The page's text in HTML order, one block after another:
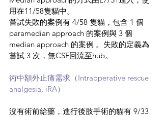
用在11/58隻貓中。
嘗試失敗的案例有 4/58 隻貓，包含 1 個
paramedian approach 的案例與 3 個
median approach 的案例 。失敗的定義為
嘗試 3 次，無CSF回流至hub。
術中額外止痛需求（Intraoperative rescue
analgesia, iRA）
沒有術前給藥，進行後肢手術的貓有 9/33